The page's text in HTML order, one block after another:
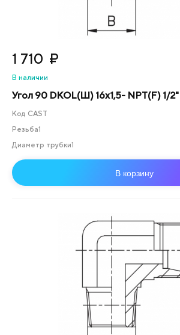
1 710 ₽
В наличии
Угол 90 DKOL(Ш) 16x1,5- NPT(F) 1/2"
Код CAST
Резьба1
Диаметр трубки1
В корзину